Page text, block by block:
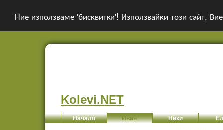
Ние използваме 'бисквитки'! Използвайки този сайт,
Kolevi.NET
Начало Иван Ники